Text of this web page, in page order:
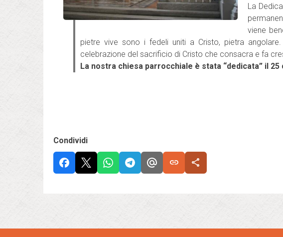
La
viene
pietre vive sono i fedeli uniti a Cristo, pietra
celebrazione del sacrificio di Cristo che consacra e fa
La nostra chiesa parrocchiale è stata “dedicata” il
Condividi
link share